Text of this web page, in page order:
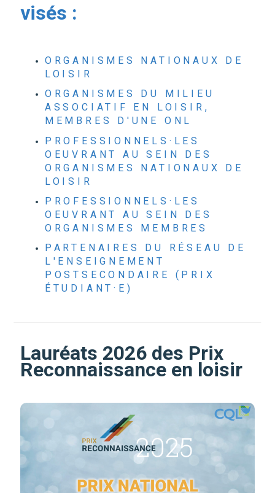
visés :
ORGANISMES NATIONAUX DE
LOISIR
ORGANISMES DU MILIEU
ASSOCIATIF EN LOISIR,
MEMBRES D'UNE ONL
PROFESSIONNELS·LES
OEUVRANT AU SEIN DES
ORGANISMES NATIONAUX DE
LOISIR
PROFESSIONNELS·LES
OEUVRANT AU SEIN DES
ORGANISMES MEMBRES
PARTENAIRES DU RÉSEAU DE
L'ENSEIGNEMENT
POSTSECONDAIRE (PRIX
ÉTUDIANT·E)
Lauréats 2026 des Prix
Reconnaissance en loisir